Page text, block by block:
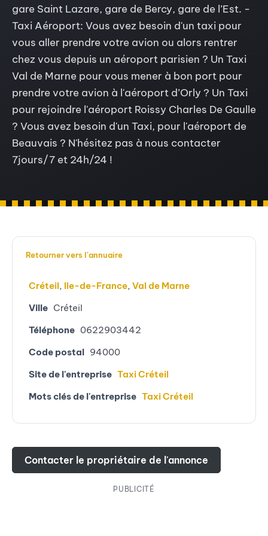
gare Saint Lazare, gare de Bercy, gare de l’Est. -
Taxi Aéroport: Vous avez besoin d'un taxi pour
vous aller prendre votre avion ou alors rentrer
chez vous depuis un aéroport parisien ? Un Taxi
Val de Marne pour vous mener à bon port pour
prendre votre avion à l'aéroport d’Orly ? Un Taxi
pour rejoindre l'aéroport Roissy Charles De Gaulle
? Vous avez besoin d'un Taxi, pour l'aéroport de
Beauvais ? N'hésitez pas à nous contacter
7jours/7 et 24h/24 !
Retourner vers l'annuaire
Créteil, Ile-de-France, Val de Marne
Ville Créteil
Téléphone 0622903442
Code postal 94000
Site de l'entreprise Taxi Créteil
Mots clés de l'entreprise Taxi Créteil
Contacter le propriétaire de l'annonce
PUBLICITÉ